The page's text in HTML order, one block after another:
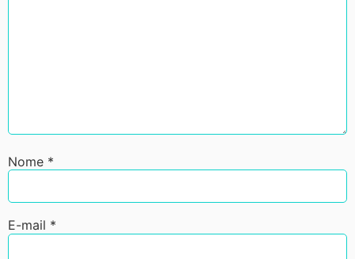
Nome *
E-mail *